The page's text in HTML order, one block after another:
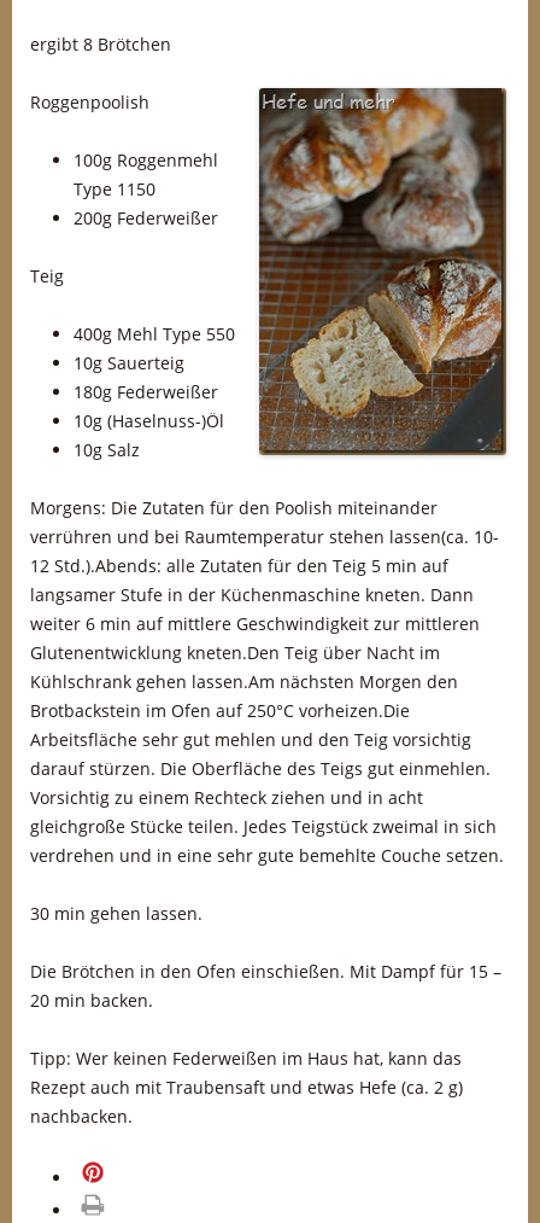
ergibt 8 Brötchen
Roggenpoolish
100g Roggenmehl
Type 1150
200g Federweißer
Teig
400g Mehl Type 550
10g Sauerteig
180g Federweißer
10g (Haselnuss-)Öl
10g Salz
Morgens: Die Zutaten für den Poolish miteinander
verrühren und bei Raumtemperatur stehen lassen(ca. 10-
12 Std.).Abends: alle Zutaten für den Teig 5 min auf
langsamer Stufe in der Küchenmaschine kneten. Dann
weiter 6 min auf mittlere Geschwindigkeit zur mittleren
Glutenentwicklung kneten.Den Teig über Nacht im
Kühlschrank gehen lassen.Am nächsten Morgen den
Brotbackstein im Ofen auf 250°C vorheizen.Die
Arbeitsfläche sehr gut mehlen und den Teig vorsichtig
darauf stürzen. Die Oberfläche des Teigs gut einmehlen.
Vorsichtig zu einem Rechteck ziehen und in acht
gleichgroße Stücke teilen. Jedes Teigstück zweimal in sich
verdrehen und in eine sehr gute bemehlte Couche setzen.
30 min gehen lassen.
Die Brötchen in den Ofen einschießen. Mit Dampf für 15 –
20 min backen.
Tipp: Wer keinen Federweißen im Haus hat, kann das
Rezept auch mit Traubensaft und etwas Hefe (ca. 2 g)
nachbacken.